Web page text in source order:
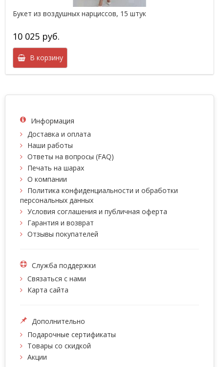
Букет из воздушных нарциссов, 15 штук
10 025 руб.
В корзину
Информация
Доставка и оплата
Наши работы
Ответы на вопросы (FAQ)
Печать на шарах
О компании
Политика конфиденциальности и обработки
персональных данных
Условия соглашения и публичная оферта
Гарантия и возврат
Отзывы покупателей
Служба поддержки
Связаться с нами
Карта сайта
Дополнительно
Подарочные сертификаты
Товары со скидкой
Акции